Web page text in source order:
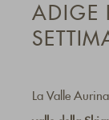
ADIGE
La Valle